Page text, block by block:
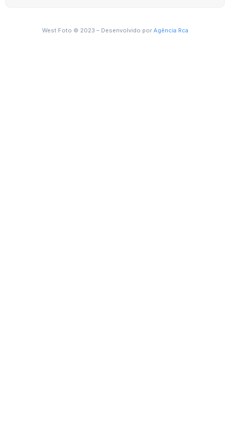
West Foto © 2023 – Desenvolvido por Agência Rca